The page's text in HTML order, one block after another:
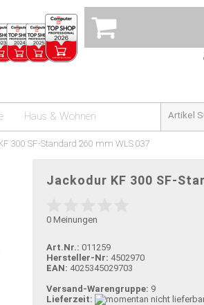
Haus & Wohnen
300 SF-Standard 260 mm WLS 037
Jackodur KF 300 SF-
0 Meinungen
Art.Nr.: 011259
Hersteller-Nr: 4502970
EAN: 4025345029703
Versand-Warengruppe: 9
Lieferzeit: